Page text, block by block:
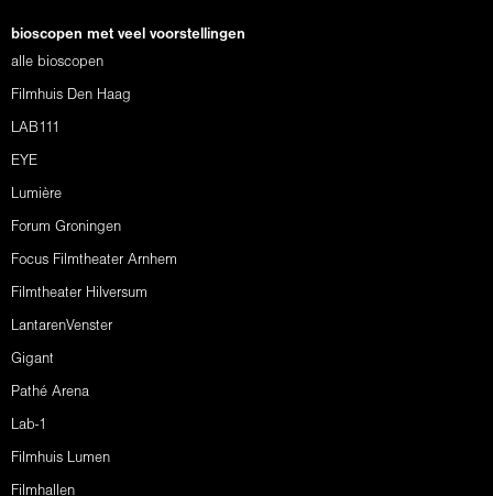
bioscopen met veel voorstellingen
alle bioscopen
Filmhuis Den Haag
LAB111
EYE
Lumière
Forum Groningen
Focus Filmtheater Arnhem
Filmtheater Hilversum
LantarenVenster
Gigant
Pathé Arena
Lab-1
Filmhuis Lumen
Filmhallen